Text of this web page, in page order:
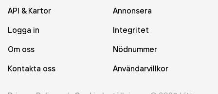
API & Kartor
Annonsera
Logga in
Integritet
Om oss
Nödnummer
Kontakta oss
Användarvillkor